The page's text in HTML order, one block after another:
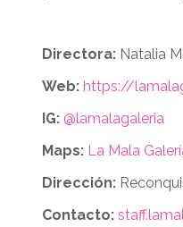
Directora: Natalia
Web: https://
IG: @lamalagaleria
Maps: La Mala
Dirección:
Contacto: